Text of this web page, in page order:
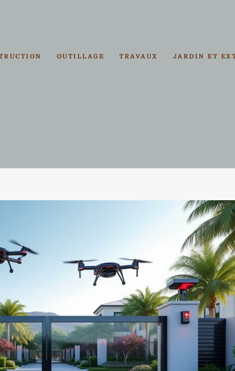
OUTILLAGE TRAVAUX JARDIN ET